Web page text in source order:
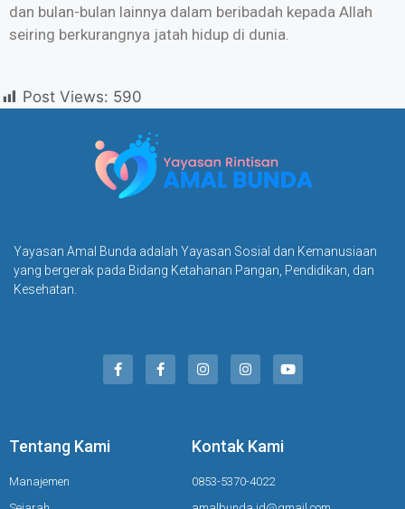
dan bulan-bulan lainnya dalam beribadah kepada Allah
seiring berkurangnya jatah hidup di dunia.
Post Views: 590
Yayasan Amal Bunda adalah Yayasan Sosial dan Kemanusiaan
yang bergerak pada Bidang Ketahanan Pangan, Pendidikan, dan
Kesehatan.
Tentang Kami
Manajemen
Kontak Kami
0853-5370-4022